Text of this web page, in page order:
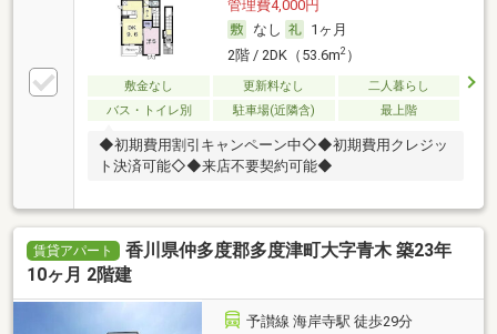
管理費4,000円
なし
1ヶ月
2階 / 2DK（53.6m2）
敷金なし 更新料なし
二人暮らし
バス・トイレ別
駐車場(近隣含) 最上階
◆初期費用割引キャンペーン中◇◆初期費用クレジッ
ト決済可能◇◆来店不要契約可能◆
賃貸アパート
香川県仲多度郡多度津町大字青木 築23年
10ヶ月 2階建
予讃線 海岸寺駅 徒歩29分